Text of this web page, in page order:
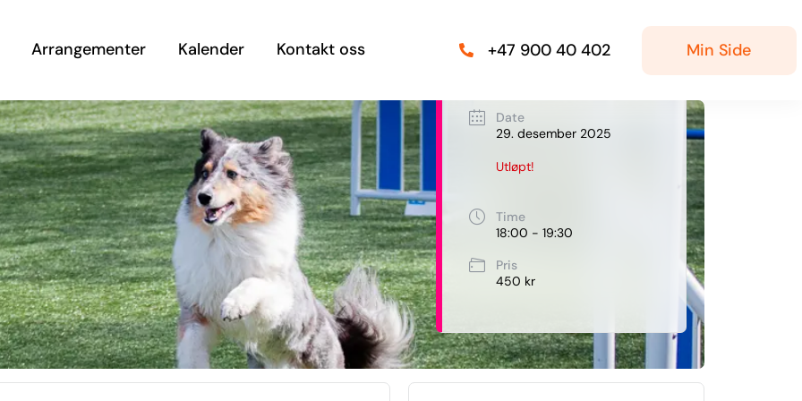
Arrangementer Kalender Kontakt oss +47 900 40 402 Min Side
Date
29. desember 2025
Utløpt!
Time
18:00 - 19:30
Pris
450 kr